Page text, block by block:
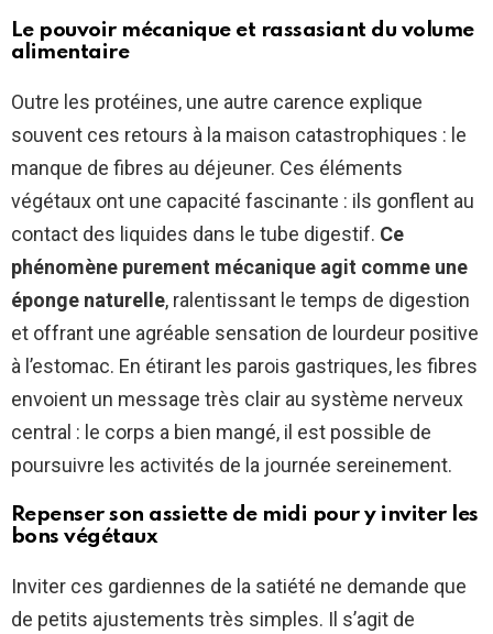
Le pouvoir mécanique et rassasiant du volume
alimentaire
Outre les protéines, une autre carence explique
souvent ces retours à la maison catastrophiques : le
manque de fibres au déjeuner. Ces éléments
végétaux ont une capacité fascinante : ils gonflent au
contact des liquides dans le tube digestif. Ce
phénomène purement mécanique agit comme une
éponge naturelle, ralentissant le temps de digestion
et offrant une agréable sensation de lourdeur positive
à l’estomac. En étirant les parois gastriques, les fibres
envoient un message très clair au système nerveux
central : le corps a bien mangé, il est possible de
poursuivre les activités de la journée sereinement.
Repenser son assiette de midi pour y inviter les
bons végétaux
Inviter ces gardiennes de la satiété ne demande que
de petits ajustements très simples. Il s’agit de